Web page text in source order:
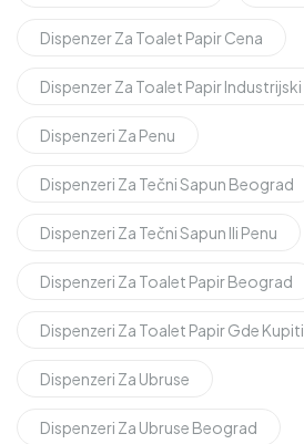
Dispenzer Za Toalet Papir Cena
Dispenzer Za Toalet Papir Industrijski
Dispenzeri Za Penu
Dispenzeri Za Tečni Sapun Beograd
Dispenzeri Za Tečni Sapun Ili Penu
Dispenzeri Za Toalet Papir Beograd
Dispenzeri Za Toalet Papir Gde Kupiti
Dispenzeri Za Ubruse
Dispenzeri Za Ubruse Beograd